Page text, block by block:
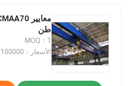
طن
MOQ：1
الأسعار：USD5000-USD100000